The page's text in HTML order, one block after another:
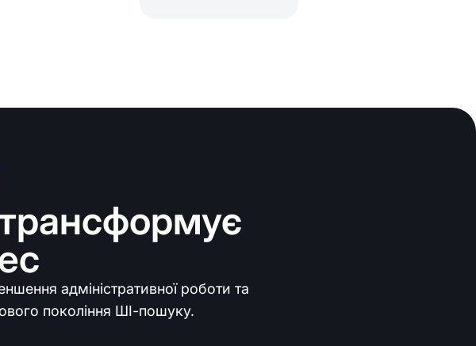
адміністративної роботи та
покоління ШІ-пошуку.